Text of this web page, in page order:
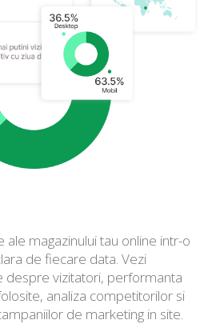
ale magazinului tau online intr-o
de fiecare data. Vezi
despre vizitatori, performanta
analiza competitorilor si
de marketing in site.